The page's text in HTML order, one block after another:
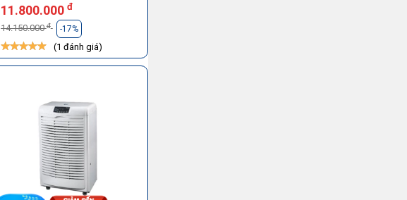
11.800.000 đ
14.150.000đ -17%
(1 đánh giá)